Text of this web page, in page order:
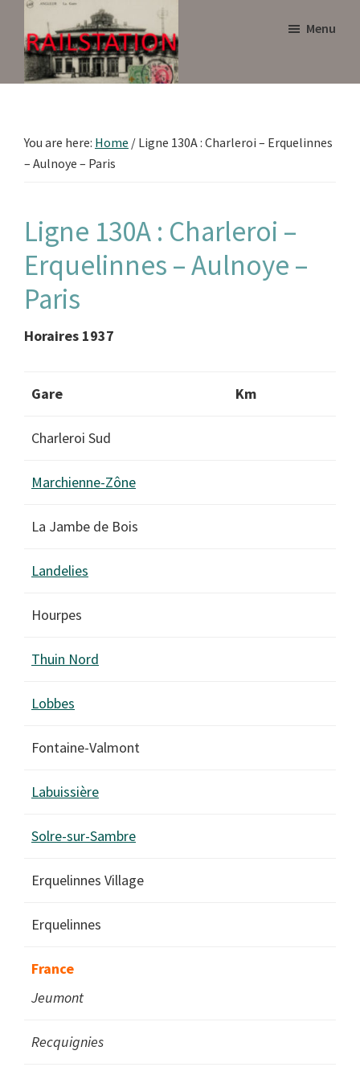
main
content
primary
sidebar
Menu
You are here: Home / Ligne 130A : Charleroi – Erquelinnes
– Aulnoye – Paris
Ligne 130A : Charleroi –
Erquelinnes – Aulnoye –
Paris
Horaires 1937
Gare Km
Charleroi Sud
Marchienne-Zône
La Jambe de Bois
Landelies
Hourpes
Thuin Nord
Lobbes
Fontaine-Valmont
Labuissière
Solre-sur-Sambre
Erquelinnes Village
Erquelinnes
France
Jeumont
Recquignies